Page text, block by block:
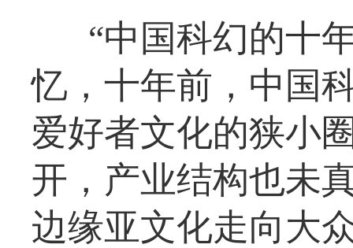
“中国科幻的十
忆，十年前，中国
爱好者文化的狭小
开，产业结构也未
边缘亚文化走向大